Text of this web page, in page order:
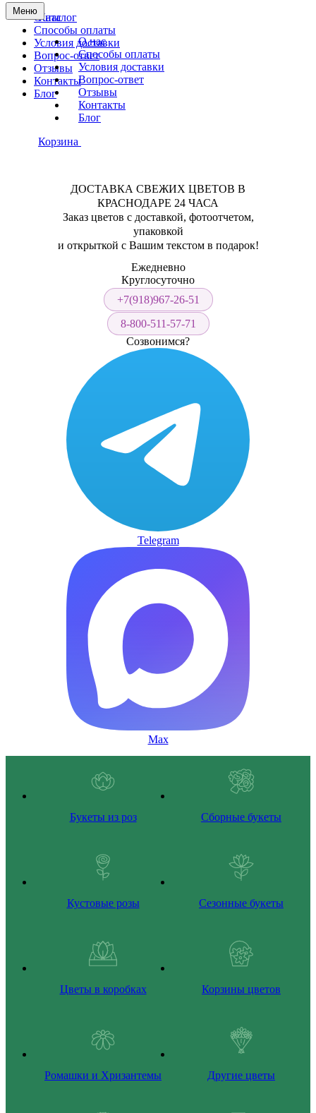
Меню
О нас
Способы оплаты
Условия доставки
Вопрос-ответ
Отзывы
Контакты
Блог
Каталог
О нас
Способы оплаты
Условия доставки
Вопрос-ответ
Отзывы
Контакты
Блог
Корзина
ДОСТАВКА СВЕЖИХ ЦВЕТОВ В
КРАСНОДАРЕ 24 ЧАСА
Заказ цветов с доставкой, фотоотчетом,
упаковкой
и открыткой с Вашим текстом в подарок!
Ежедневно
Круглосуточно
+7(918)967-26-51
8-800-511-57-71
Созвонимся?
Telegram
Max
Букеты из роз Сборные букеты
Кустовые розы Сезонные букеты
Цветы в коробках Корзины цветов
Ромашки и Хризантемы Другие цветы